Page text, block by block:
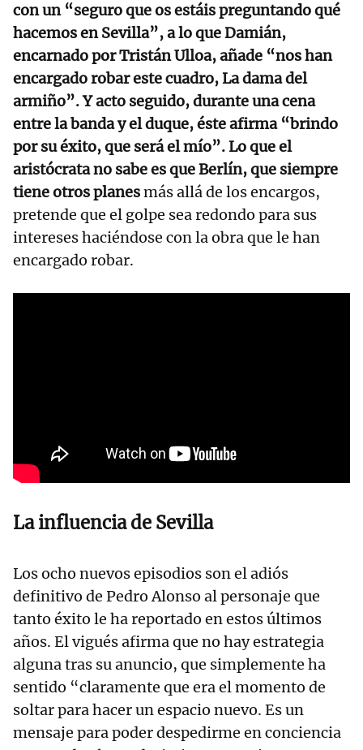
con un “seguro que os estáis preguntando qué
hacemos en Sevilla”, a lo que Damián,
encarnado por Tristán Ulloa, añade “nos han
encargado robar este cuadro, La dama del
armiño”. Y acto seguido, durante una cena
entre la banda y el duque, éste afirma “brindo
por su éxito, que será el mío”. Lo que el
aristócrata no sabe es que Berlín, que siempre
tiene otros planesmás allá de los encargos,
pretende que el golpe sea redondo para sus
intereses haciéndose con la obra que le han
encargado robar.
La influencia de Sevilla
Los ocho nuevos episodios son el adiós
definitivo de Pedro Alonso al personaje que
tanto éxito le ha reportado en estos últimos
años. El vigués afirma que no hay estrategia
alguna tras su anuncio, que simplemente ha
sentido “claramente que era el momento de
soltar para hacer un espacio nuevo. Es un
mensaje para poder despedirme en conciencia